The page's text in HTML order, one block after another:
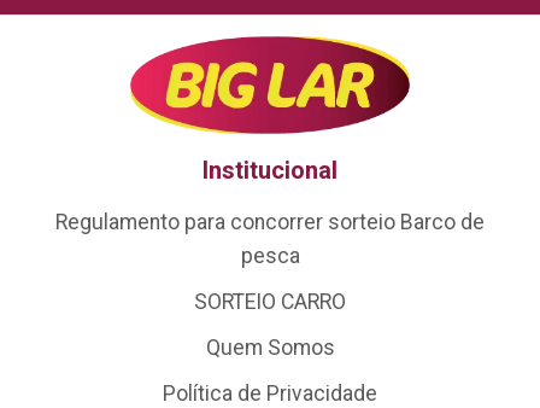
Institucional
Regulamento para concorrer sorteio Barco de
pesca
SORTEIO CARRO
Quem Somos
Política de Privacidade